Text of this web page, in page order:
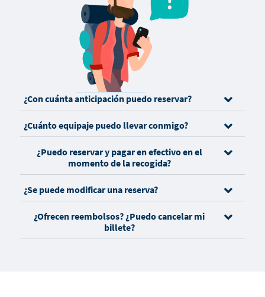
¿Con cuánta anticipación puedo reservar?
¿Cuánto equipaje puedo llevar conmigo?
¿Puedo reservar y pagar en efectivo en el
momento de la recogida?
¿Se puede modificar una reserva?
¿Ofrecen reembolsos? ¿Puedo cancelar mi
billete?